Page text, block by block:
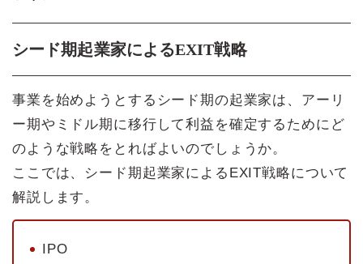
シード期起業家によるEXIT戦略
事業を始めようとするシード期の起業家は、アーリ
ー期やミドル期に移行して利益を確定するためにど
のような戦略をとればよいのでしょうか。
ここでは、シード期起業家によるEXIT戦略について
解説します。
IPO